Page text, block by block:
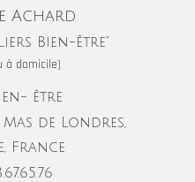
Achard
Bien-être"
à domicile)
être
de Londres,
France